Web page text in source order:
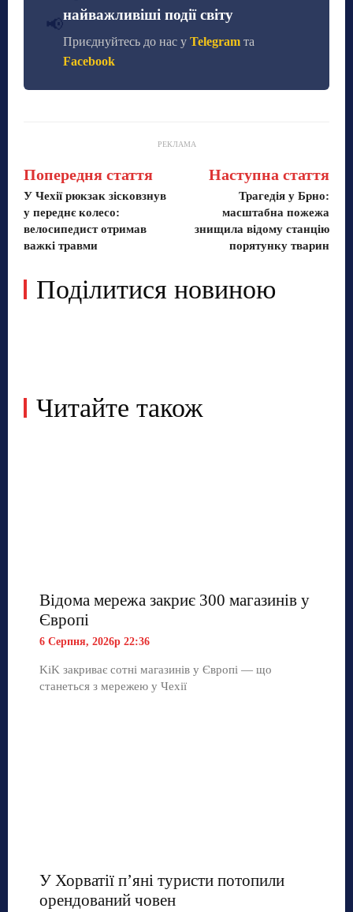
📢
найважливіші події світу
Приєднуйтесь до нас у Telegram та
Facebook
РЕКЛАМА
Попередня стаття
У Чехії рюкзак зісковзнув
у переднє колесо:
велосипедист отримав
важкі травми
Наступна стаття
Трагедія у Брно:
масштабна пожежа
знищила відому станцію
порятунку тварин
Поділитися новиною
Читайте також
Відома мережа закриє 300 магазинів у
Європі
6 Серпня, 2026р 22:36
KiK закриває сотні магазинів у Європі — що
станеться з мережею у Чехії
У Хорватії пʼяні туристи потопили
орендований човен